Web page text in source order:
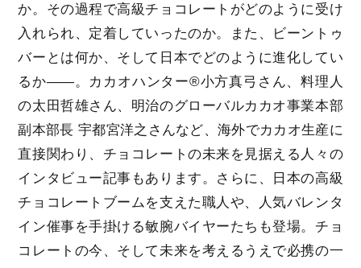
か。その過程で高級チョコレートがどのように受け
入れられ、定着していったのか。また、ビーントゥ
バーとは何か、そして日本でどのように進化してい
るか――。カカオハンター®小方真弓さん、料理人
の太田哲雄さん、明治のグローバルカカオ事業本部
副本部長 宇都宮洋之さんなど、海外でカカオ生産に
直接関わり、チョコレートの未来を見据える人々の
インタビュー記事もあります。さらに、日本の高級
チョコレートブームを支えた職人や、人気バレンタ
イン催事を手掛ける敏腕バイヤーたちも登場。チョ
コレートの今、そして未来を考えるうえで必携の一